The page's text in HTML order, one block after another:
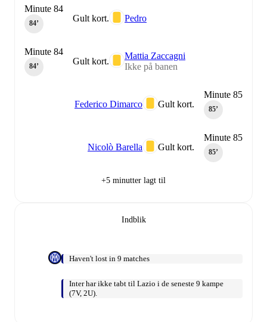
Gult kort. Pedro
Minute 84
84‎’‎
Gult kort.
Mattia Zaccagni
Ikke på banen
Minute 84
84‎’‎
Minute 85
85‎’‎
Gult kort.
Federico Dimarco
Minute 85
85‎’‎
Gult kort.
Nicolò Barella
+5 minutter lagt til
Indblik
Haven't lost in 9 matches
Inter har ikke tabt til Lazio i de seneste 9 kampe
(7V, 2U).